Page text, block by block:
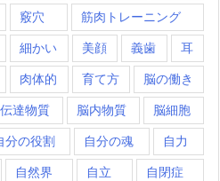
竅穴 筋肉トレーニング
細かい 美顔 義歯 耳
肉体的 育て方 脳の働き
達物質 脳内物質 脳細胞
分の役割 自分の魂 自力
自然界 自立 自閉症